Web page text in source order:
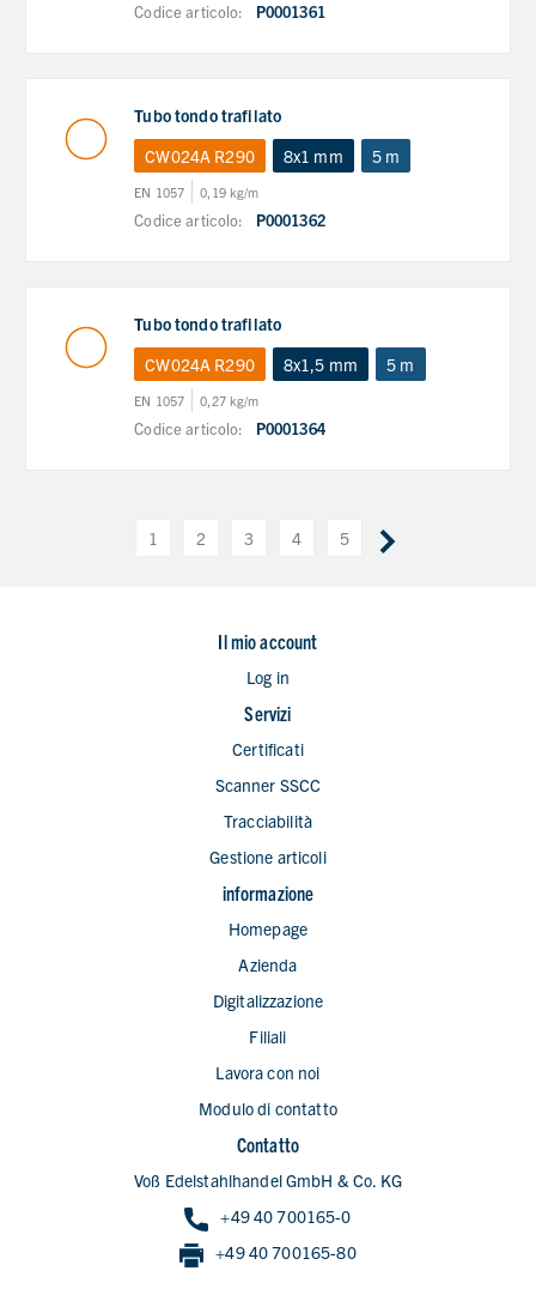
Codice articolo: P0001361
Tubo tondo trafilato
CW024A R290
8x1 mm 5 m
EN 1057 0,19 kg/m
Codice articolo: P0001362
Tubo tondo trafilato
CW024A R290
8x1,5 mm 5 m
EN 1057 0,27 kg/m
Codice articolo: P0001364
1 2 3 4 5
Il mio account
Log in
Servizi
Certificati
Scanner SSCC
Tracciabilità
Gestione articoli
informazione
Homepage
Azienda
Digitalizzazione
Filiali
Lavora con noi
Modulo di contatto
Contatto
Voß Edelstahlhandel GmbH & Co. KG
+49 40 700165-0
+49 40 700165-80